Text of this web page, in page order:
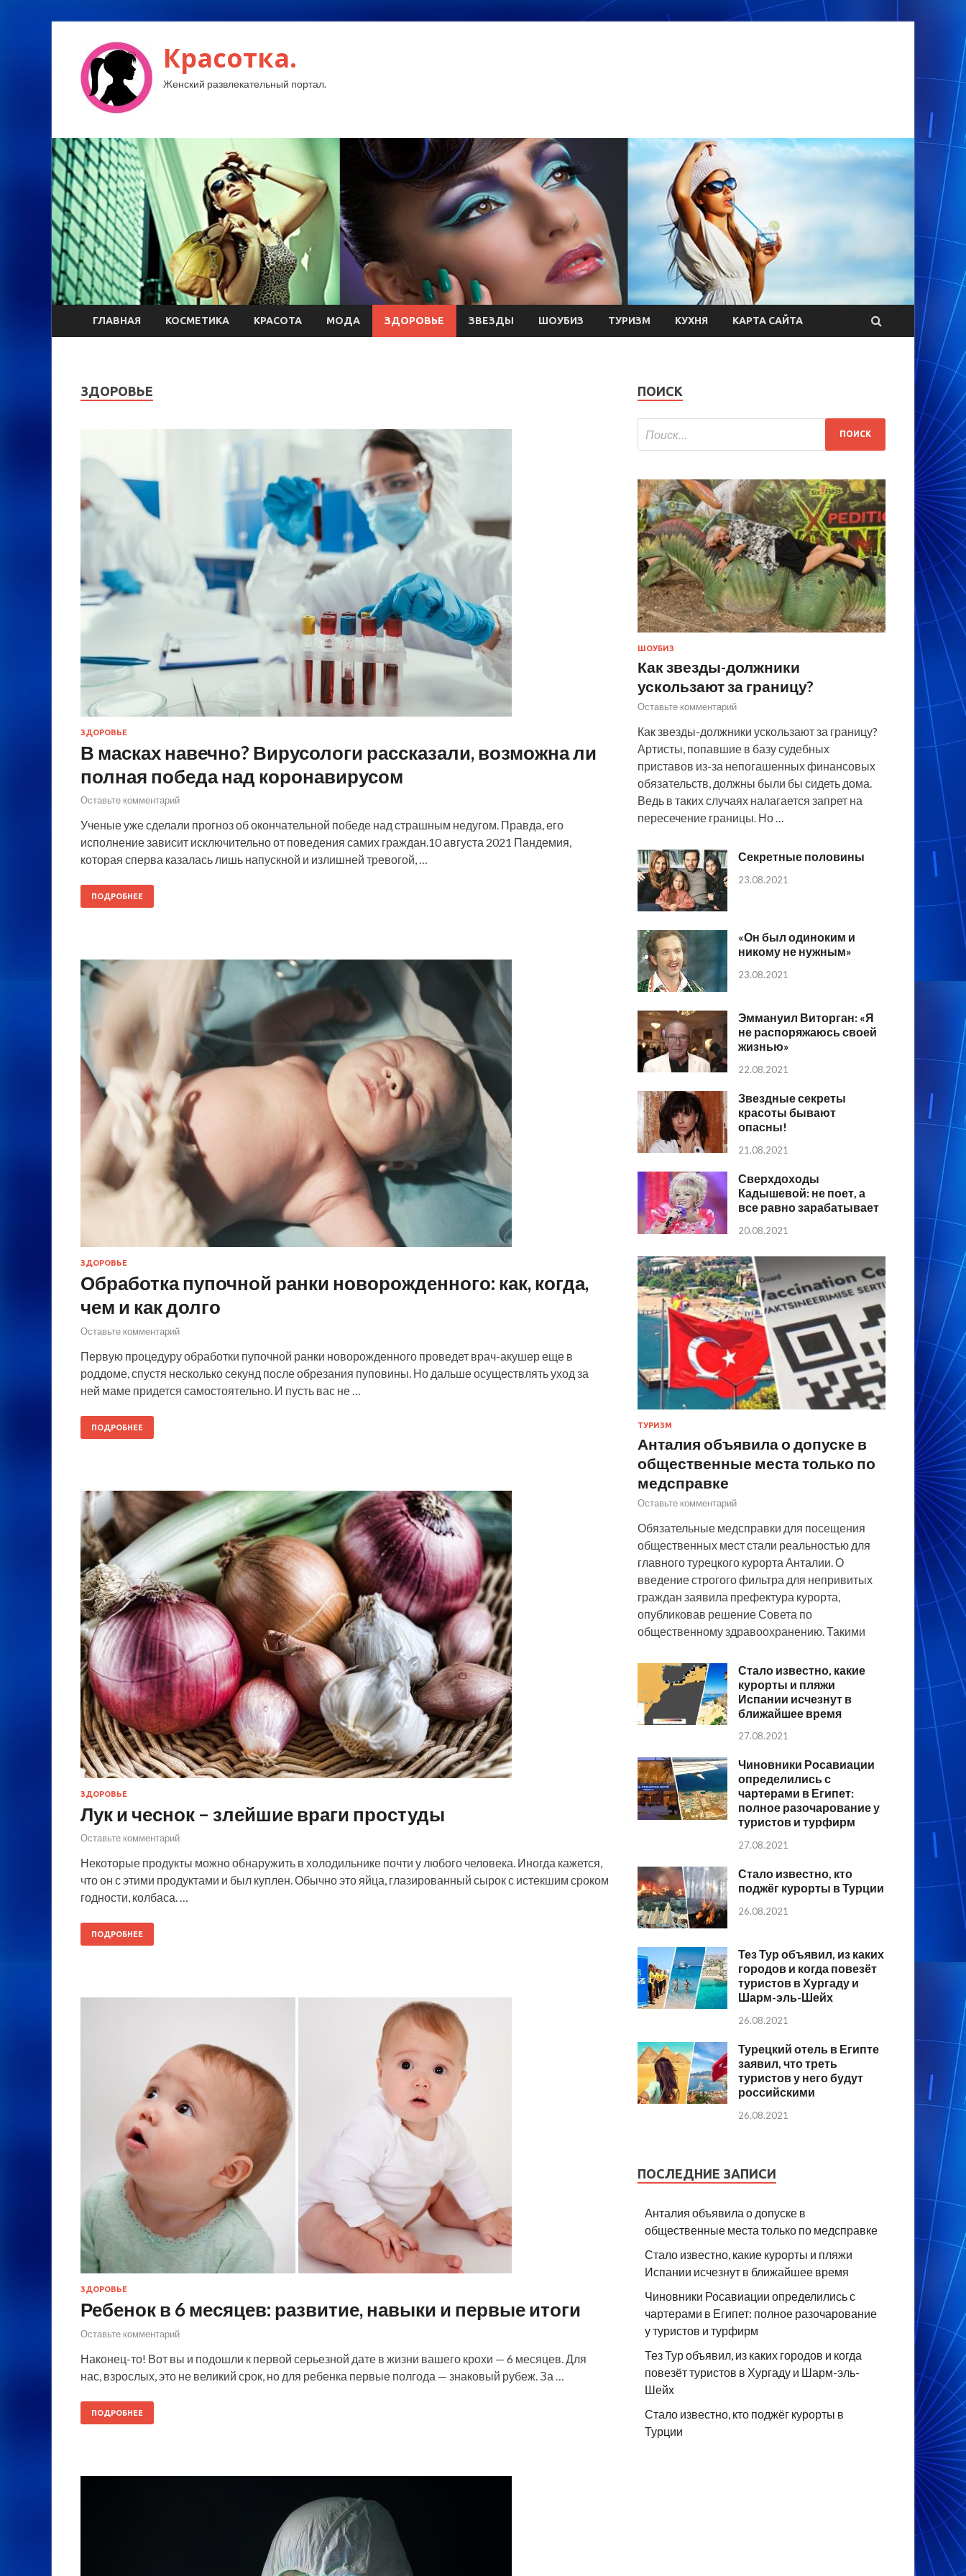
Красотка.
Женский развлекательный портал.
ГЛАВНАЯ КОСМЕТИКА КРАСОТА МОДА ЗДОРОВЬЕ ЗВЕЗДЫ ШОУБИЗ ТУРИЗМ КУХНЯ КАРТА САЙТА
ЗДОРОВЬЕ
ЗДОРОВЬЕ
В масках навечно? Вирусологи рассказали, возможна ли
полная победа над коронавирусом
Оставьте комментарий
Ученые уже сделали прогноз об окончательной победе над страшным недугом. Правда, его
исполнение зависит исключительно от поведения самих граждан.10 августа 2021 Пандемия,
которая сперва казалась лишь напускной и излишней тревогой, …
ПОДРОБНЕЕ
ЗДОРОВЬЕ
Обработка пупочной ранки новорожденного: как, когда,
чем и как долго
Оставьте комментарий
Первую процедуру обработки пупочной ранки новорожденного проведет врач-акушер еще в
роддоме, спустя несколько секунд после обрезания пуповины. Но дальше осуществлять уход за
ней маме придется самостоятельно. И пусть вас не …
ПОДРОБНЕЕ
ЗДОРОВЬЕ
Лук и чеснок – злейшие враги простуды
Оставьте комментарий
Некоторые продукты можно обнаружить в холодильнике почти у любого человека. Иногда кажется,
что он с этими продуктами и был куплен. Обычно это яйца, глазированный сырок с истекшим сроком
годности, колбаса. …
ПОДРОБНЕЕ
ЗДОРОВЬЕ
Ребенок в 6 месяцев: развитие, навыки и первые итоги
Оставьте комментарий
Наконец-то! Вот вы и подошли к первой серьезной дате в жизни вашего крохи — 6 месяцев. Для
нас, взрослых, это не великий срок, но для ребенка первые полгода — знаковый рубеж. За …
ПОДРОБНЕЕ
ПОИСК
ШОУБИЗ
Как звезды-должники
ускользают за границу?
Оставьте комментарий
Как звезды-должники ускользают за границу?
Артисты, попавшие в базу судебных
приставов из-за непогашенных финансовых
обязательств, должны были бы сидеть дома.
Ведь в таких случаях налагается запрет на
пересечение границы. Но …
Секретные половины
23.08.2021
«Он был одиноким и
никому не нужным»
23.08.2021
Эммануил Виторган: «Я
не распоряжаюсь своей
жизнью»
22.08.2021
Звездные секреты
красоты бывают
опасны!
21.08.2021
Сверхдоходы
Кадышевой: не поет, а
все равно зарабатывает
20.08.2021
ТУРИЗМ
Анталия объявила о допуске в
общественные места только по
медсправке
Оставьте комментарий
Обязательные медсправки для посещения
общественных мест стали реальностью для
главного турецкого курорта Анталии. О
введение строгого фильтра для непривитых
граждан заявила префектура курорта,
опубликовав решение Совета по
общественному здравоохранению. Такими
Стало известно, какие
курорты и пляжи
Испании исчезнут в
ближайшее время
27.08.2021
Чиновники Росавиации
определились с
чартерами в Египет:
полное разочарование у
туристов и турфирм
27.08.2021
Стало известно, кто
поджёг курорты в Турции
26.08.2021
Тез Тур объявил, из каких
городов и когда повезёт
туристов в Хургаду и
Шарм-эль-Шейх
26.08.2021
Турецкий отель в Египте
заявил, что треть
туристов у него будут
российскими
26.08.2021
ПОСЛЕДНИЕ ЗАПИСИ
Анталия объявила о допуске в
общественные места только по медсправке
Стало известно, какие курорты и пляжи
Испании исчезнут в ближайшее время
Чиновники Росавиации определились с
чартерами в Египет: полное разочарование
у туристов и турфирм
Тез Тур объявил, из каких городов и когда
повезёт туристов в Хургаду и Шарм-эль-
Шейх
Стало известно, кто поджёг курорты в
Турции